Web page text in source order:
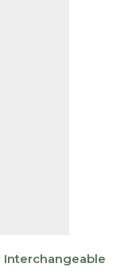
Interchangeable